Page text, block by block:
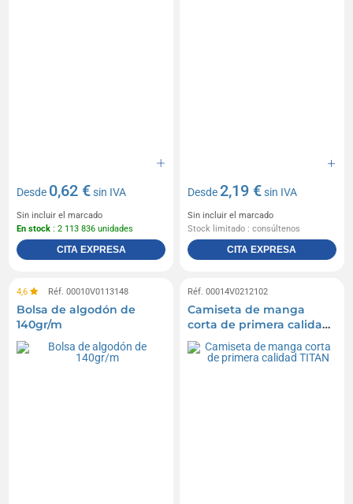
Desde 0,62 €sin IVA
Sin incluir el marcado
En stock : 2 113 836 unidades
CITA EXPRESA
Desde2,19 €sin IVA
Sin incluir el marcado
Stock limitado : consúltenos
CITA EXPRESA
4,6 Réf. 00010V0113148
Bolsa de algodón de
140gr/m
Réf. 00014V0212102
Camiseta de manga
corta de primera calidad
TITAN